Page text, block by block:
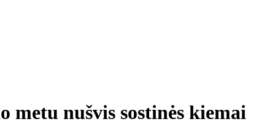
metu nušvis sostinės kiemai